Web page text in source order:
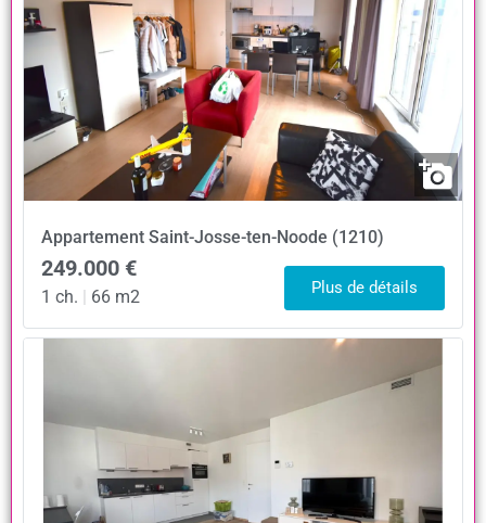
Appartement Saint-Josse-ten-Noode (1210)
249.000 €
1 ch. | 66 m2 Plus de détails